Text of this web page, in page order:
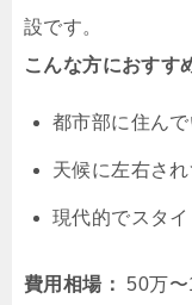
設です。
こんな方におすす
都市部に住ん
天候に左右さ
現代的でスタ
費用相場： 50万〜